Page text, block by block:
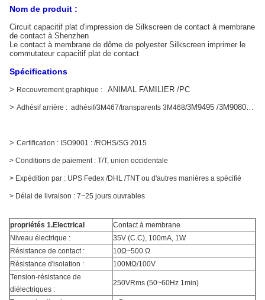
Nom de produit :
Circuit capacitif plat d'impression de Silkscreen de contact à membrane
de contact à Shenzhen
Le contact à membrane de dôme de polyester Silkscreen imprimer le
commutateur capacitif plat de contact
Spécifications
> Recouvrement graphique :
ANIMAL FAMILIER /PC
> Adhésif arrière : adhésif/3M467/transparents 3M468/3M9495 /3M9080…
> Certification : ISO9001 : /ROHS/SG 2015
> Conditions de paiement : T/T, union occidentale
> Expédition par : UPS Fedex /DHL /TNT ou d'autres manières a spécifié
> Délai de livraison : 7~25 jours ouvrables
propriétés 1.Electrical
Contact à membrane
Niveau électrique :
35V (C.C), 100mA, 1W
Résistance de contact :
10Ω~500 Ω
Résistance d'isolation :
100MΩ/100V
Tension-résistance de
diélectriques :
250VRms (50~60Hz 1min)